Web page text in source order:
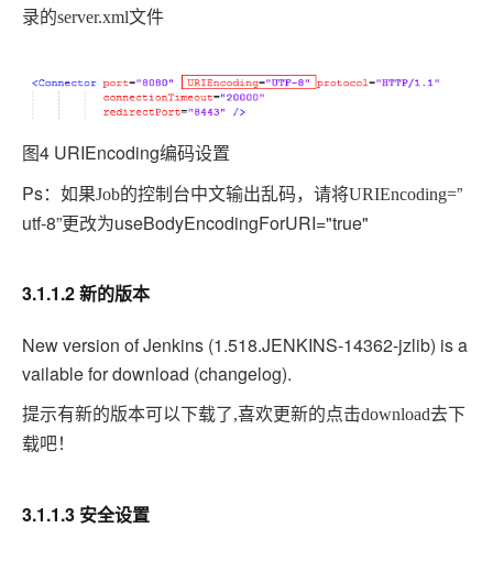
录的server.xml文件
图4 URIEncoding编码设置
Ps：如果Job的控制台中文输出乱码，请将URIEncoding=”
utf-8”更改为useBodyEncodingForURI="true"
3.1.1.2 新的版本
New version of Jenkins (1.518.JENKINS-14362-jzlib) is a
vailable for download (changelog).
提示有新的版本可以下载了,喜欢更新的点击download去下
载吧！
3.1.1.3 安全设置